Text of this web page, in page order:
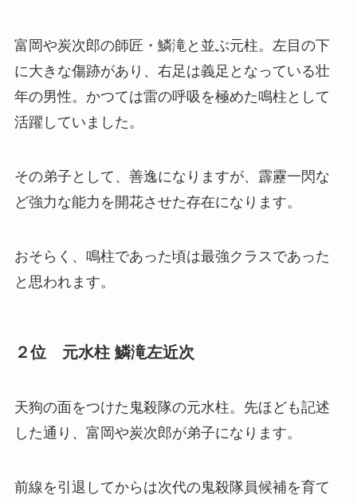
富岡や炭次郎の師匠・鱗滝と並ぶ元柱。左目の下
に大きな傷跡があり、右足は義足となっている壮
年の男性。かつては雷の呼吸を極めた鳴柱として
活躍していました。
その弟子として、善逸になりますが、霹靂一閃な
ど強力な能力を開花させた存在になります。
おそらく、鳴柱であった頃は最強クラスであった
と思われます。
２位 元水柱 鱗滝左近次
天狗の面をつけた鬼殺隊の元水柱。先ほども記述
した通り、富岡や炭次郎が弟子になります。
前線を引退してからは次代の鬼殺隊員候補を育て